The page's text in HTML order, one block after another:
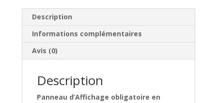
Description
Informations complémentaires
Avis (0)
Description
Panneau d’Affichage obligatoire en